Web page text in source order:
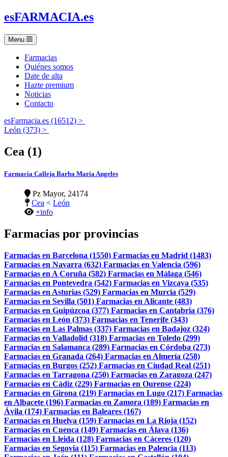
esFARMACIA.es
Menu
Farmacias
Quiénes somos
Date de alta
Hazte premium
Noticias
Contacto
esFarmacia.es (16512) >
León (373) >
Cea (1)
Farmacia Calleja Barba Maria Angeles
Pz Mayor, 24174
Cea < León
+info
Farmacias por provincias
Farmacias en Barcelona (1550) Farmacias en Madrid (1483)
Farmacias en Navarra (632) Farmacias en Valencia (596)
Farmacias en A Coruña (582) Farmacias en Málaga (546)
Farmacias en Pontevedra (542) Farmacias en Vizcaya (535)
Farmacias en Asturias (529) Farmacias en Murcia (529)
Farmacias en Sevilla (501) Farmacias en Alicante (483)
Farmacias en Guipúzcoa (377) Farmacias en Cantabria (376)
Farmacias en León (373) Farmacias en Tenerife (343)
Farmacias en Las Palmas (337) Farmacias en Badajoz (324)
Farmacias en Valladolid (318) Farmacias en Toledo (299)
Farmacias en Salamanca (289) Farmacias en Córdoba (273)
Farmacias en Granada (264) Farmacias en Almería (258)
Farmacias en Burgos (252) Farmacias en Ciudad Real (251)
Farmacias en Tarragona (250) Farmacias en Zaragoza (247)
Farmacias en Cádiz (229) Farmacias en Ourense (224)
Farmacias en Girona (219) Farmacias en Lugo (217) Farmacias
en Albacete (196) Farmacias en Zamora (189) Farmacias en
Ávila (174) Farmacias en Baleares (167)
Farmacias en Huelva (159) Farmacias en La Rioja (152)
Farmacias en Cuenca (149) Farmacias en Álava (136)
Farmacias en Lleida (128) Farmacias en Cáceres (120)
Farmacias en Segovia (115) Farmacias en Palencia (113)